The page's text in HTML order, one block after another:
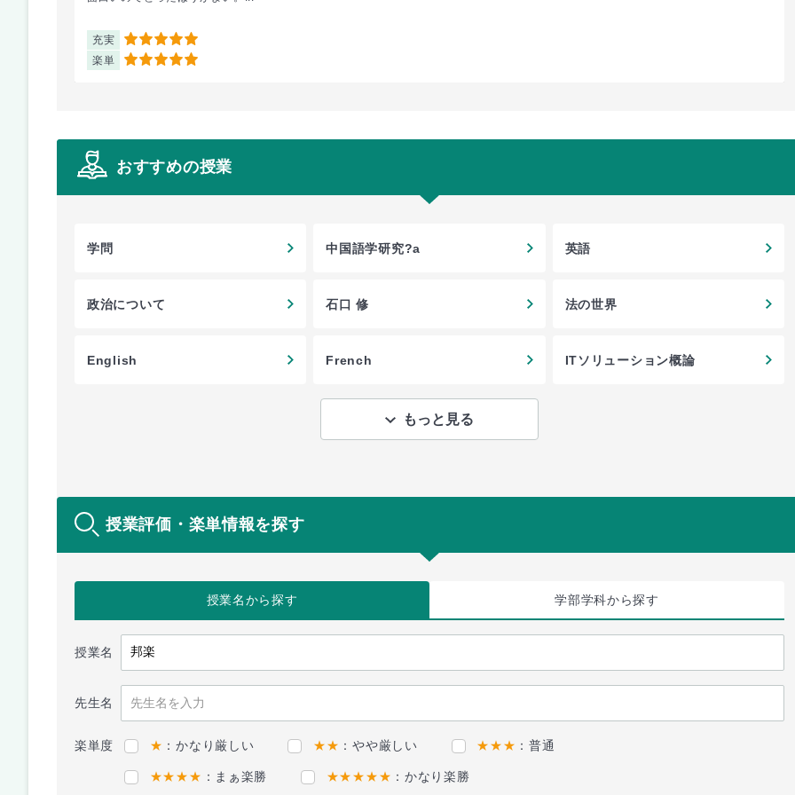
充実 5
楽単 5
おすすめの授業
学問 中国語学研究?a 英語
政治について 石口 修 法の世界
English French ITソリューション概論
もっと見る
授業評価・楽単情報を探す
授業名から探す 学部学科から探す
授業名
先生名
楽単度 ★ ：かなり厳しい ★★ ：やや厳しい ★★★ ：普通
★★★★ ：まぁ楽勝 ★★★★★ ：かなり楽勝